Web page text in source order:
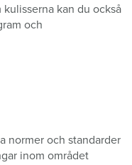
kan du också
och
normer och standarder
inom området